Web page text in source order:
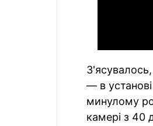
— в
минулому
камері з 40